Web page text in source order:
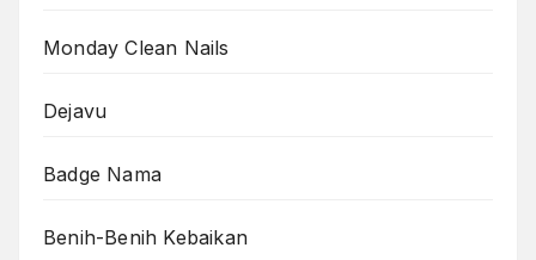
Monday Clean Nails
Dejavu
Badge Nama
Benih-Benih Kebaikan